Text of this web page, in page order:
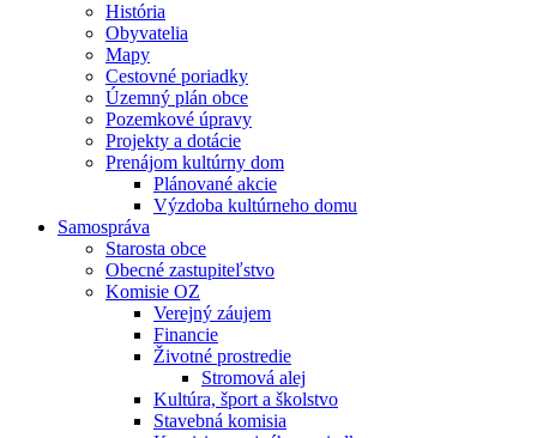
História
Obyvatelia
Mapy
Cestovné poriadky
Územný plán obce
Pozemkové úpravy
Projekty a dotácie
Prenájom kultúrny dom
Plánované akcie
Výzdoba kultúrneho domu
Samospráva
Starosta obce
Obecné zastupiteľstvo
Komisie OZ
Verejný záujem
Financie
Životné prostredie
Stromová alej
Kultúra, šport a školstvo
Stavebná komisia